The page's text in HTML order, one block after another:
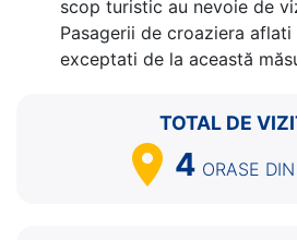
scop turistic au nevoie de
Pasagerii de croaziera
exceptati de la această
TOTAL DE
4 ORASE DIN